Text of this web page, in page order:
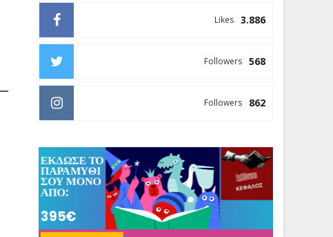
3.886
Likes
568
Followers
862
Followers